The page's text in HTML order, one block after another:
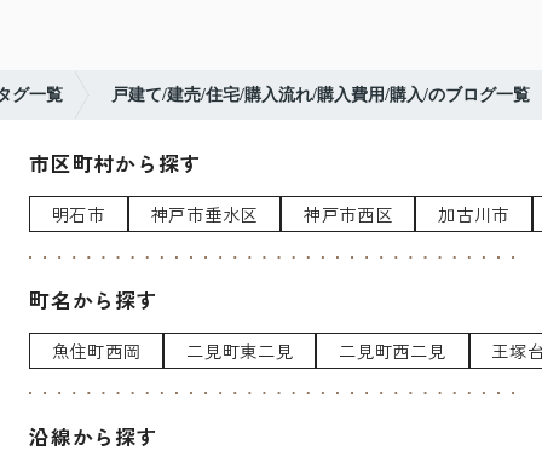
グ一覧 戸建て/建売/住宅/購入流れ/購入費用/購入/のブログ一覧
市区町村から探す
明石市 神戸市垂水区 神戸市西区 加古川市
町名から探す
魚住町西岡 二見町東二見 二見町西二見 王塚
沿線から探す